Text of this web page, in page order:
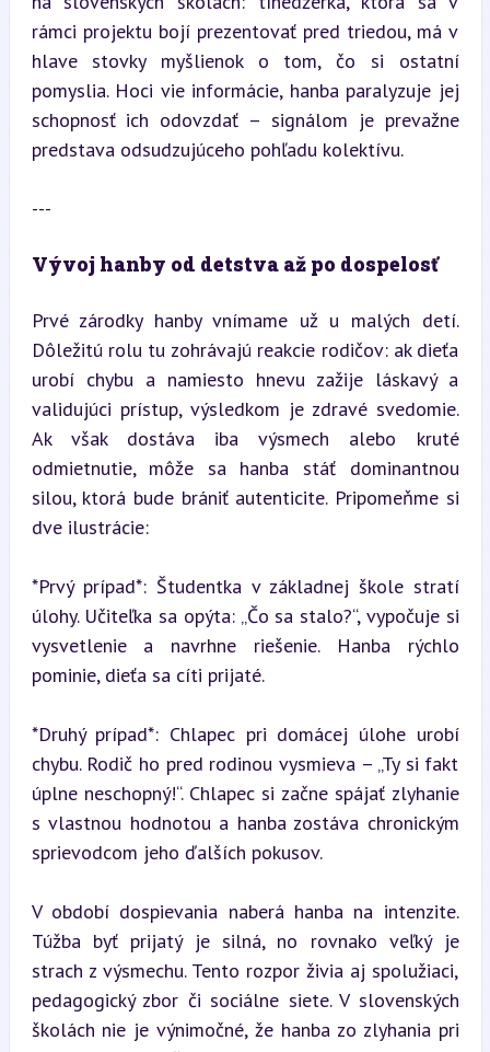
rámci projektu bojí prezentovať pred triedou, má v
hlave stovky myšlienok o tom, čo si ostatní
pomyslia. Hoci vie informácie, hanba paralyzuje jej
schopnosť ich odovzdať – signálom je prevažne
predstava odsudzujúceho pohľadu kolektívu.
---
Vývoj hanby od detstva až po dospelosť
Prvé zárodky hanby vnímame už u malých detí.
Dôležitú rolu tu zohrávajú reakcie rodičov: ak dieťa
urobí chybu a namiesto hnevu zažije láskavý a
validujúci prístup, výsledkom je zdravé svedomie.
Ak však dostáva iba výsmech alebo kruté
odmietnutie, môže sa hanba stáť dominantnou
silou, ktorá bude brániť autenticite. Pripomeňme si
dve ilustrácie:
*Prvý prípad*: Študentka v základnej škole stratí
úlohy. Učiteľka sa opýta: „Čo sa stalo?“, vypočuje si
vysvetlenie a navrhne riešenie. Hanba rýchlo
pominie, dieťa sa cíti prijaté.
*Druhý prípad*: Chlapec pri domácej úlohe urobí
chybu. Rodič ho pred rodinou vysmieva – „Ty si fakt
úplne neschopný!“. Chlapec si začne spájať zlyhanie
s vlastnou hodnotou a hanba zostáva chronickým
sprievodcom jeho ďalších pokusov.
V období dospievania naberá hanba na intenzite.
Túžba byť prijatý je silná, no rovnako veľký je
strach z výsmechu. Tento rozpor živia aj spolužiaci,
pedagogický zbor či sociálne siete. V slovenských
školách nie je výnimočné, že hanba zo zlyhania pri